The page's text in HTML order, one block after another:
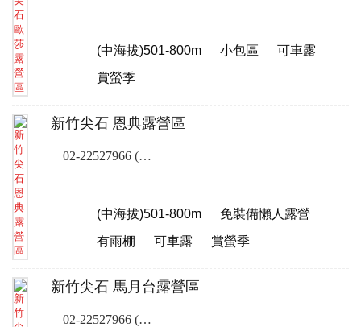
(中海拔)501-800m 小包區
可車露
賞螢季
新竹尖石 恩典露營區
02-22527966 (露營樂訂位專線)
(中海拔)501-800m
免裝備懶人露營
有雨棚
可車露 賞螢季
新竹尖石 馬月台露營區
02-22527966 (露營樂訂位專線)